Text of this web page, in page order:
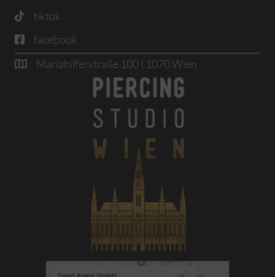
tiktok
facebook
Mariahilferstraße 100 | 1070 Wien